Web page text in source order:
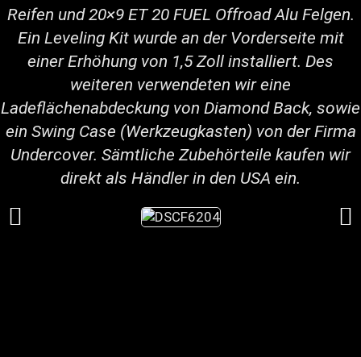
Reifen und 20×9 ET 20 FUEL Offroad Alu Felgen.
Ein Leveling Kit wurde an der Vorderseite mit
einer Erhöhung von 1,5 Zoll installiert. Des
weiteren verwendeten wir eine
Ladeflächenabdeckung von Diamond Back, sowie
ein Swing Case (Werkzeugkasten) von der Firma
Undercover. Sämtliche Zubehörteile kaufen wir
direkt als Händler in den USA ein.